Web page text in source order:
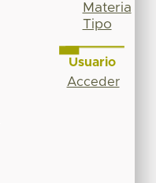
Materia
Tipo
Usuario
Acceder